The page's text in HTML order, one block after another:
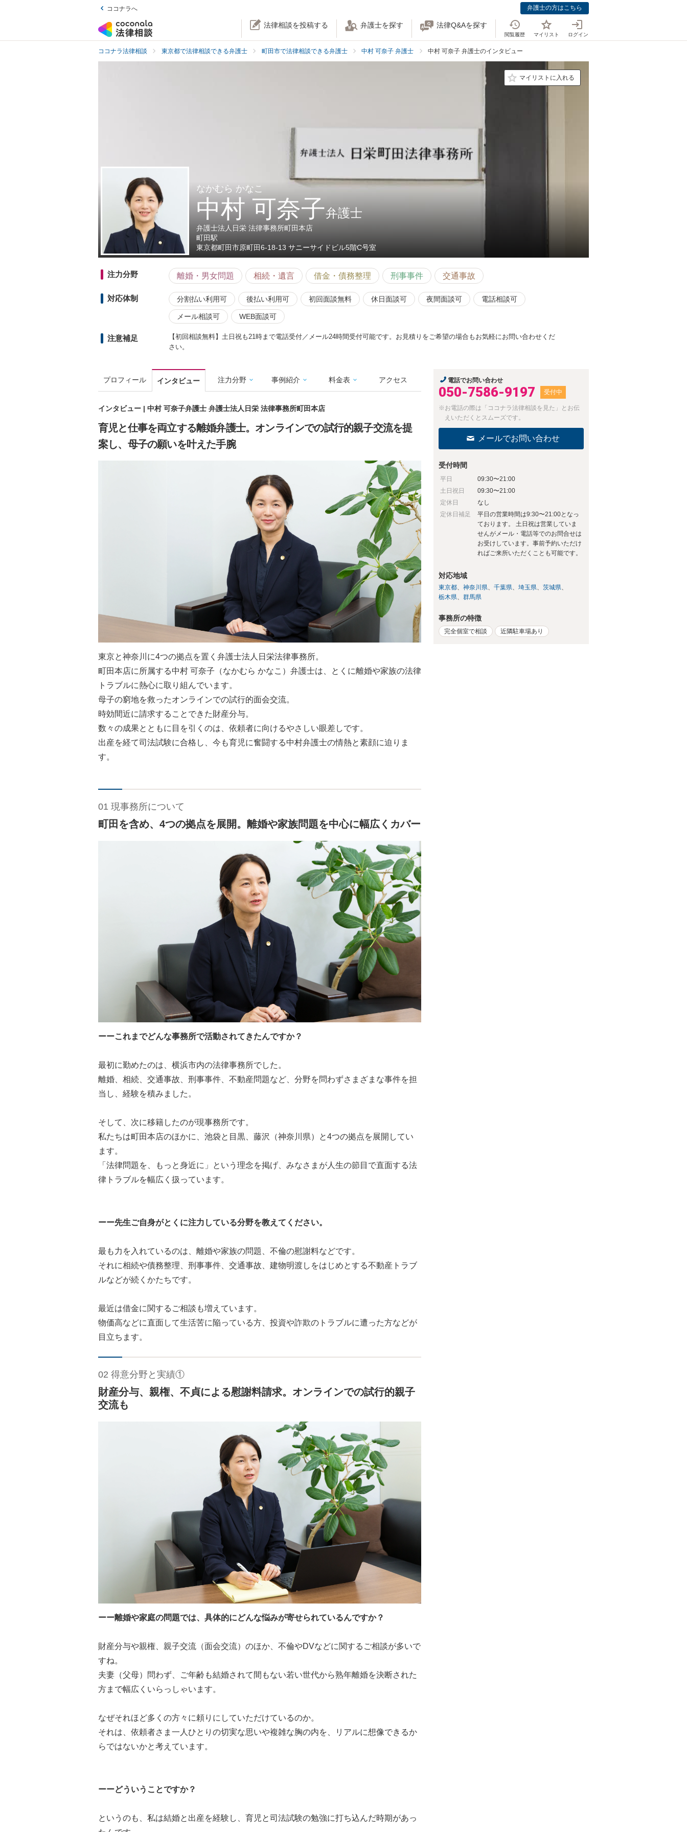
ココナラへ 弁護士の方はこちら
法律相談を投稿する 弁護士を探す 法律Q&Aを探す
閲覧履歴 マイリスト ログイン
ココナラ法律相談 東京都で法律相談できる弁護士 町田市で法律相談できる弁護士 中村 可奈子 弁護士 中村 可奈子 弁護士のインタビュー
マイリストに入れる
なかむら かなこ
中村 可奈子弁護士
弁護士法人日栄 法律事務所町田本店
町田駅
東京都町田市原町田6-18-13 サニーサイドビル5階C号室
注力分野 離婚・男女問題 相続・遺言 借金・債務整理 刑事事件 交通事故
対応体制 分割払い利用可 後払い利用可 初回面談無料 休日面談可 夜間面談可 電話相談可
メール相談可 WEB面談可
注意補足
【初回相談無料】土日祝も21時まで電話受付／メール24時間受付可能です。お見積りをご希望の場合もお気軽にお問い合わせくだ
さい。
プロフィール インタビュー 注力分野 事例紹介 料金表 アクセス
インタビュー | 中村 可奈子弁護士 弁護士法人日栄 法律事務所町田本店
育児と仕事を両立する離婚弁護士。オンラインでの試行的親子交流を提
案し、母子の願いを叶えた手腕
東京と神奈川に4つの拠点を置く弁護士法人日栄法律事務所。
町田本店に所属する中村 可奈子（なかむら かなこ）弁護士は、とくに離婚や家族の法律
トラブルに熱心に取り組んでいます。
母子の窮地を救ったオンラインでの試行的面会交流。
時効間近に請求することできた財産分与。
数々の成果とともに目を引くのは、依頼者に向けるやさしい眼差しです。
出産を経て司法試験に合格し、今も育児に奮闘する中村弁護士の情熱と素顔に迫りま
す。
01 現事務所について
町田を含め、4つの拠点を展開。離婚や家族問題を中心に幅広くカバー
ーーこれまでどんな事務所で活動されてきたんですか？
最初に勤めたのは、横浜市内の法律事務所でした。
離婚、相続、交通事故、刑事事件、不動産問題など、分野を問わずさまざまな事件を担
当し、経験を積みました。
そして、次に移籍したのが現事務所です。
私たちは町田本店のほかに、池袋と目黒、藤沢（神奈川県）と4つの拠点を展開してい
ます。
「法律問題を、もっと身近に」という理念を掲げ、みなさまが人生の節目で直面する法
律トラブルを幅広く扱っています。
ーー先生ご自身がとくに注力している分野を教えてください。
最も力を入れているのは、離婚や家族の問題、不倫の慰謝料などです。
それに相続や債務整理、刑事事件、交通事故、建物明渡しをはじめとする不動産トラブ
ルなどが続くかたちです。
最近は借金に関するご相談も増えています。
物価高などに直面して生活苦に陥っている方、投資や詐欺のトラブルに遭った方などが
目立ちます。
02 得意分野と実績①
財産分与、親権、不貞による慰謝料請求。オンラインでの試行的親子
交流も
ーー離婚や家庭の問題では、具体的にどんな悩みが寄せられているんですか？
財産分与や親権、親子交流（面会交流）のほか、不倫やDVなどに関するご相談が多いで
すね。
夫妻（父母）問わず、ご年齢も結婚されて間もない若い世代から熟年離婚を決断された
方まで幅広くいらっしゃいます。
なぜそれほど多くの方々に頼りにしていただけているのか。
それは、依頼者さま一人ひとりの切実な思いや複雑な胸の内を、リアルに想像できるか
らではないかと考えています。
ーーどういうことですか？
というのも、私は結婚と出産を経験し、育児と司法試験の勉強に打ち込んだ時期があっ
電話でお問い合わせ
050-7586-9197 受付中
※お電話の際は「ココナラ法律相談を見た」とお伝
えいただくとスムーズです。
メールでお問い合わせ
受付時間
平日
09:30〜21:00
土日祝日
09:30〜21:00
定休日
なし
定休日補足
平日の営業時間は9:30〜21:00となっ
ております。 土日祝は営業していま
せんがメール・電話等でのお問合せは
お受けしています。事前予約いただけ
ればご来所いただくことも可能です。
対応地域
東京都 神奈川県 千葉県 埼玉県
茨城県
栃木県
群馬県
事務所の特徴
完全個室で相談 近隣駐車場あり